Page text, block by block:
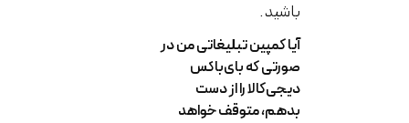
آیا کمپین تبلیغاتی من در
صورتی که بای‌باکس
دیجی‌کالا را از دست
بدهم، متوقف خواهد